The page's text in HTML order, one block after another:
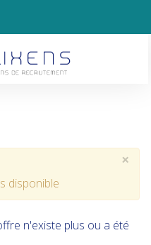
×
disponible
n'existe plus ou a été